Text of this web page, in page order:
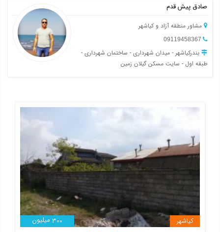
صادق پیش قدم
مشاور منطقه آزاد و کیاشهر
بندرکیاشهر - میدان شهرداری - ساختمان شهرداری -
طبقه اول - سایت مسکن گیلان زمین
300 میلیون
کیاشهر